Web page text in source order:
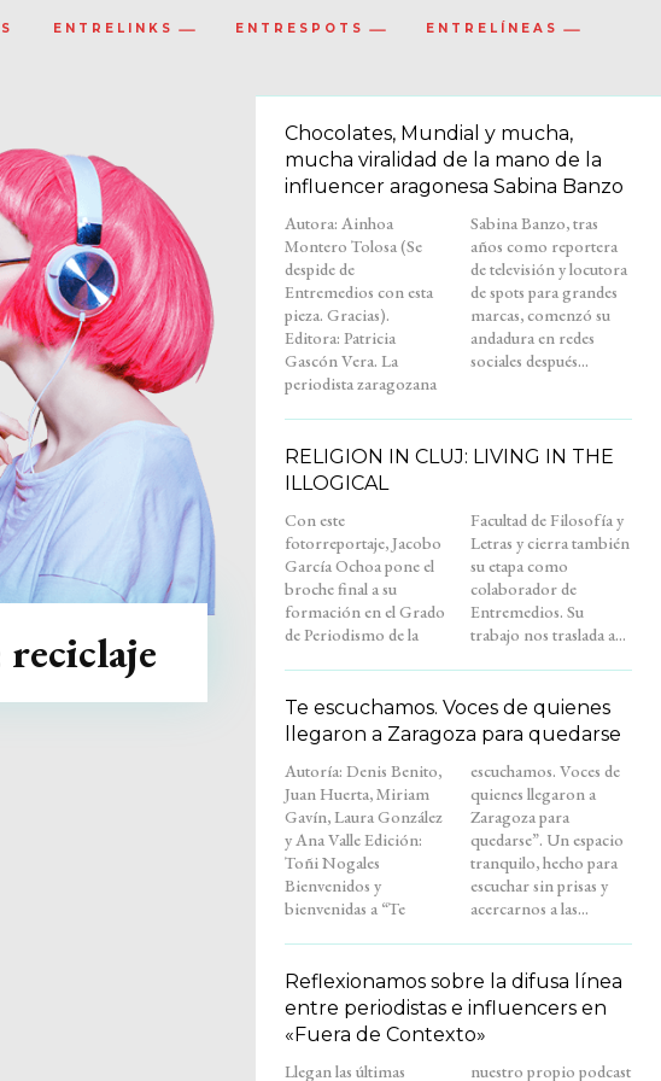
ENTRELINKS ENTRESPOTS ENTRELÍNEAS
reciclaje
Chocolates, Mundial y mucha,
mucha viralidad de la mano de la
influencer aragonesa Sabina Banzo
Autora: Ainhoa
Montero Tolosa (Se
despide de
Entremedios con esta
pieza. Gracias).
Editora: Patricia
Gascón Vera. La
periodista zaragozana
Sabina Banzo, tras
años como reportera
de televisión y locutora
de spots para grandes
marcas, comenzó su
andadura en redes
sociales después...
RELIGION IN CLUJ: LIVING IN THE
ILLOGICAL
Con este
fotorreportaje, Jacobo
García Ochoa pone el
broche final a su
formación en el Grado
de Periodismo de la
Facultad de Filosofía y
Letras y cierra también
su etapa como
colaborador de
Entremedios. Su
trabajo nos traslada a...
Te escuchamos. Voces de quienes
llegaron a Zaragoza para quedarse
Autoría: Denis Benito,
Juan Huerta, Miriam
Gavín, Laura González
y Ana Valle Edición:
Toñi Nogales
Bienvenidos y
bienvenidas a “Te
escuchamos. Voces de
quienes llegaron a
Zaragoza para
quedarse”. Un espacio
tranquilo, hecho para
escuchar sin prisas y
acercarnos a las...
Reflexionamos sobre la difusa línea
entre periodistas e influencers en
«Fuera de Contexto»
Llegan las últimas
nuestro propio podcast